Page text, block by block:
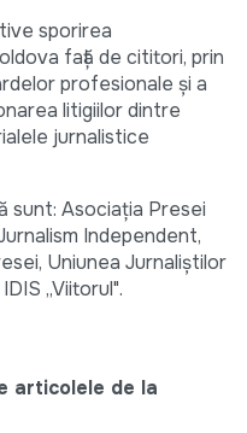
sporirea
faţă de cititori, prin
profesionale şi a
litigiilor dintre
jurnalistice
sunt: Asociaţia Presei
Independent,
Uniunea Jurnaliştilor
„Viitorul".
articolele de la